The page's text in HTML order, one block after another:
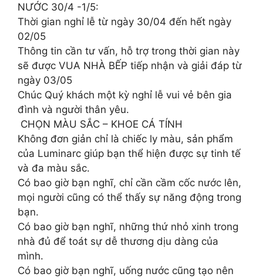
NƯỚC 30/4 -1/5:
Thời gian nghỉ lễ từ ngày 30/04 đến hết ngày
02/05
Thông tin cần tư vấn, hỗ trợ trong thời gian này
sẽ được VUA NHÀ BẾP tiếp nhận và giải đáp từ
ngày 03/05
Chúc Quý khách một kỳ nghỉ lễ vui vẻ bên gia
đình và người thân yêu.
️ CHỌN MÀU SẮC – KHOE CÁ TÍNH
Không đơn giản chỉ là chiếc ly màu, sản phẩm
của Luminarc giúp bạn thể hiện được sự tinh tế
và đa màu sắc.
Có bao giờ bạn nghĩ, chỉ cần cầm cốc nước lên,
mọi người cũng có thể thấy sự năng động trong
bạn.
Có bao giờ bạn nghĩ, những thứ nhỏ xinh trong
nhà đủ để toát sự dễ thương dịu dàng của
mình.
Có bao giờ bạn nghĩ, uống nước cũng tạo nên